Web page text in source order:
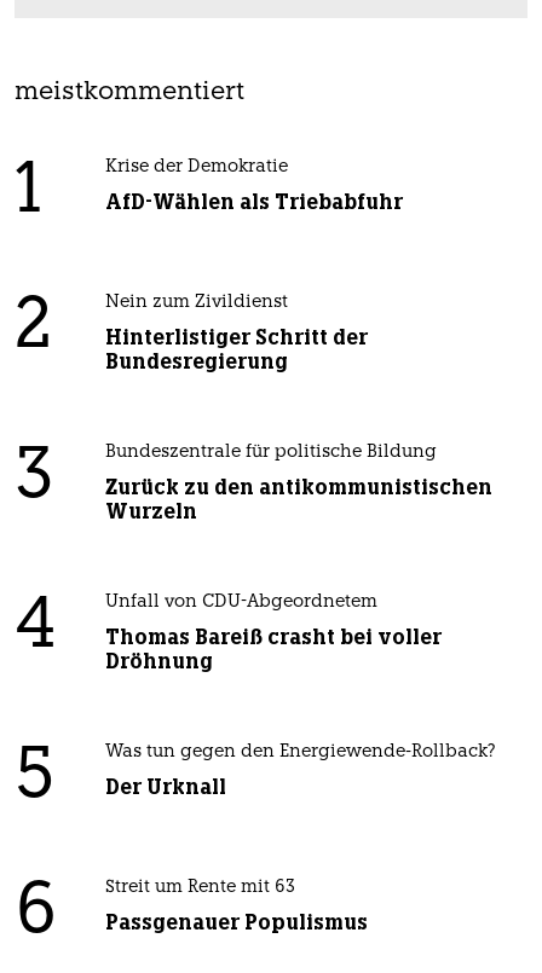
meistkommentiert
1 Krise der Demokratie
AfD-Wählen als Triebabfuhr
2 Nein zum Zivildienst
Hinterlistiger Schritt der
Bundesregierung
3 Bundeszentrale für politische Bildung
Zurück zu den antikommunistischen
Wurzeln
4 Unfall von CDU-Abgeordnetem
Thomas Bareiß crasht bei voller
Dröhnung
5 Was tun gegen den Energiewende-Rollback?
Der Urknall
6 Streit um Rente mit 63
Passgenauer Populismus